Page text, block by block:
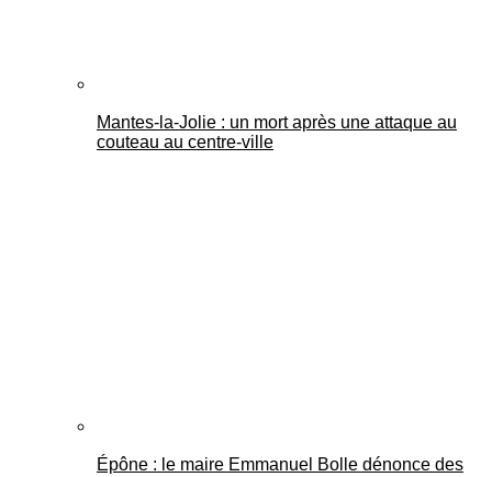
Mantes-la-Jolie : un mort après une attaque au
couteau au centre-ville
Épône : le maire Emmanuel Bolle dénonce des